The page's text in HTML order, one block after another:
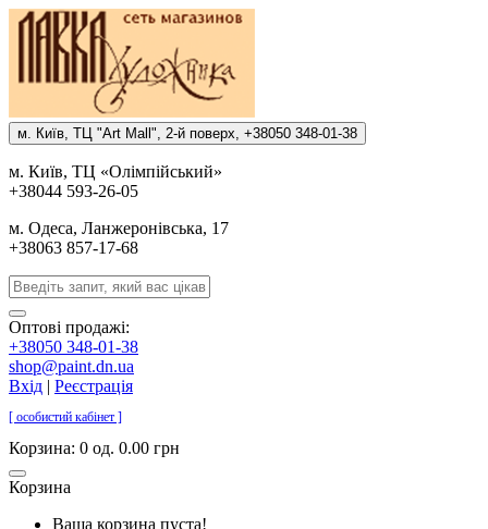
м. Киïв, ТЦ "Art Mall", 2-й поверх, +38050 348-01-38
м. Киïв, ТЦ «Олiмпiйський»
+38044 593-26-05
м. Одеса, Ланжеронiвська, 17
+38063 857-17-68
Оптові продажі:
+38050 348-01-38
shop@paint.dn.ua
Вхід | Реєстрація
[ особистий кабінет ]
Корзина: 0 од. 0.00 грн
Корзина
Ваша корзина пуста!